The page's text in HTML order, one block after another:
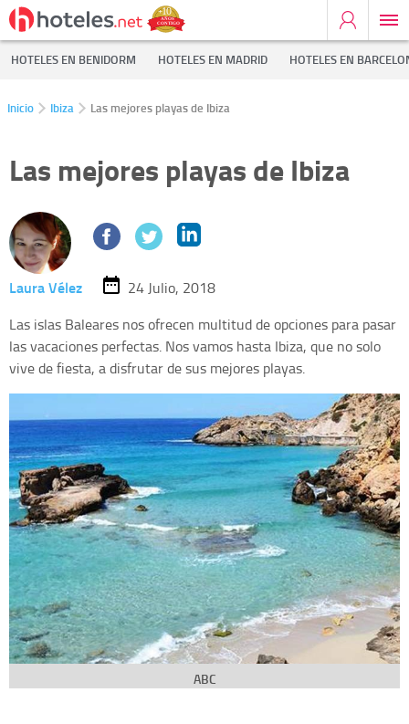
HOTELES EN BENIDORM HOTELES EN MADRID HOTELES EN
Inicio Ibiza Las mejores playas de Ibiza
Las mejores playas de Ibiza
Laura Vélez
24 Julio, 2018
Las islas Baleares nos ofrecen multitud de opciones para pasar
las vacaciones perfectas. Nos vamos hasta Ibiza, que no solo
vive de fiesta, a disfrutar de sus mejores playas.
ABC